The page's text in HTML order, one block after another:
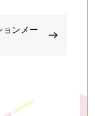
ョンメー